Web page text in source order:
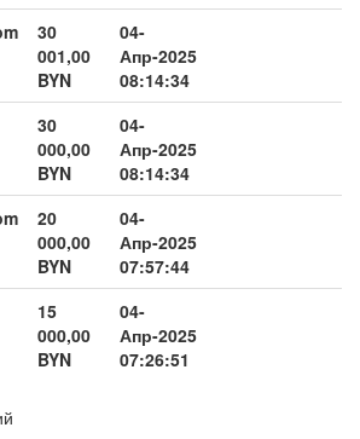
30
001,00
BYN
04-
Апр-2025
08:14:34
30
000,00
BYN
04-
Апр-2025
08:14:34
20
000,00
BYN
04-
Апр-2025
07:57:44
15
000,00
BYN
04-
Апр-2025
07:26:51